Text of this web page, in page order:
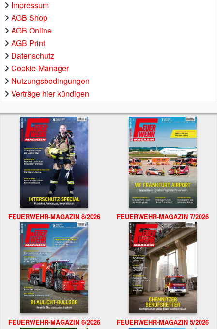
Impressum
AGB Shop
AGB Online
AGB Print
Datenschutz
Cookie-Manager
Nutzungsbedingungen
Verträge hier kündigen
FEUERWEHR-MAGAZIN 8/2026 FEUERWEHR-MAGAZIN 7/2026
FEUERWEHR-MAGAZIN 6/2026 FEUERWEHR-MAGAZIN 5/2026